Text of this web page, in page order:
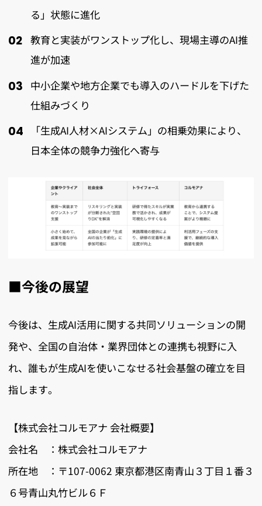
る」状態に進化
教育と実装がワンストップ化し、現場主導のAI推
進が加速
中小企業や地方企業でも導入のハードルを下げた
仕組みづくり
「生成AI人材×AIシステム」の相乗効果により、
日本全体の競争力強化へ寄与
■今後の展望
今後は、生成AI活用に関する共同ソリューションの開
発や、全国の自治体・業界団体との連携も視野に入
れ、誰もが生成AIを使いこなせる社会基盤の確立を目
指します。
【株式会社コルモアナ 会社概要】
会社名 ：株式会社コルモアナ
所在地 ：〒107-0062 東京都港区南青山３丁目１番３
６号青山丸竹ビル６Ｆ